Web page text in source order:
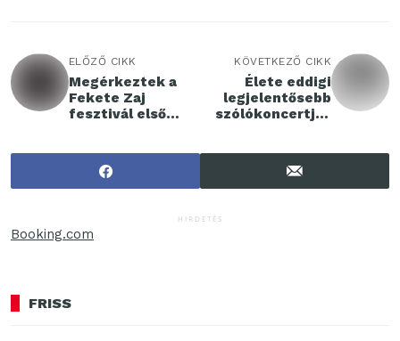
ELŐZŐ CIKK
Megérkeztek a
Fekete Zaj
fesztivál első
KÖVETKEZŐ CIKK
Élete eddigi
legjelentősebb
szólókoncertjét
HIRDETÉS
Booking.com
FRISS